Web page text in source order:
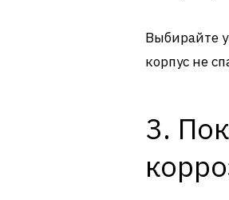
Выбирайте
корпус не
3.